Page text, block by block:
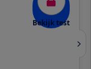
Bekijk test